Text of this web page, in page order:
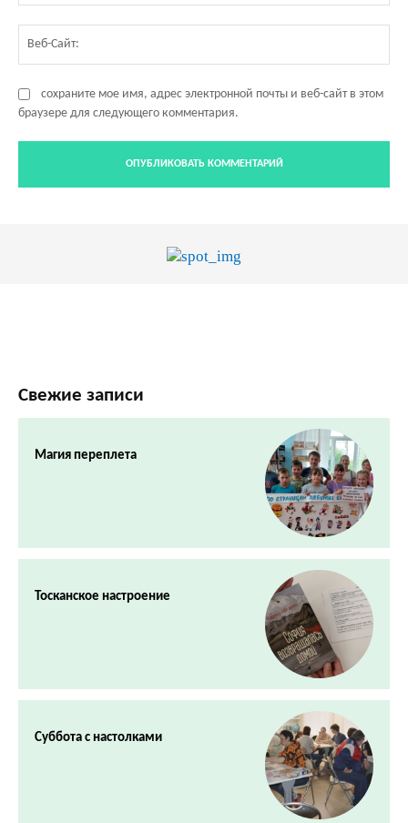
сохраните мое имя, адрес электронной почты и веб-сайт в этом
браузере для следующего комментария.
Свежие записи
Магия переплета
Тосканское настроение
Суббота с настолками